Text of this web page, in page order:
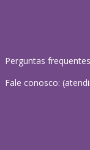
Perguntas frequentes
Fale conosco: